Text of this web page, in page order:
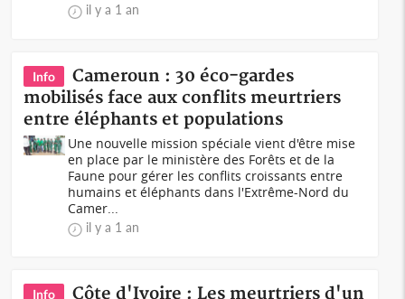
il y a 1 an
Info
Cameroun : 30 éco-gardes
mobilisés face aux conflits meurtriers
entre éléphants et populations
Une nouvelle mission spéciale vient d'être mise
en place par le ministère des Forêts et de la
Faune pour gérer les conflits croissants entre
humains et éléphants dans l'Extrême-Nord du
Camer...
il y a 1 an
Info
Côte d'Ivoire : Les meurtriers d'un